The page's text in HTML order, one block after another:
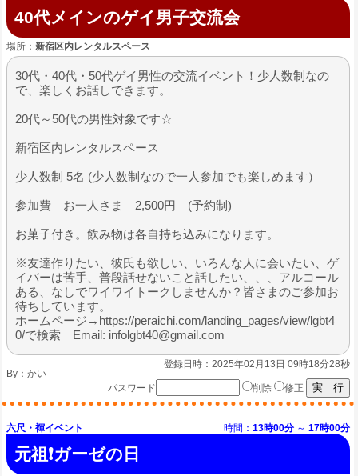
40代メインのゲイ男子交流会
場所： 新宿区内レンタルスペース
30代・40代・50代ゲイ男性の交流イベント！少人数制なの
で、楽しくお話しできます。
20代～50代の男性対象です☆
新宿区内レンタルスペース
少人数制 5名 (少人数制なので一人参加でも楽しめます）
参加費 お一人さま 2,500円 (予約制)
お菓子付き。飲み物は各自持ち込みになります。
※友達作りたい、彼氏も欲しい、いろんな人に会いたい、ゲ
イバーは苦手、普段話せないこと話したい、、、アルコール
ある、なしでワイワイトークしませんか？皆さまのご参加お
待ちしています。
ホームページ→https://peraichi.com/landing_pages/view/lgbt4
0/で検索 Email: infolgbt40@gmail.com
登録日時：2025年02月13日 09時18分28秒
By： かい
パスワード
削除 修正
六尺・褌イベント 時間： 13時00分 ～ 17時00分
元祖❗ガーゼの日